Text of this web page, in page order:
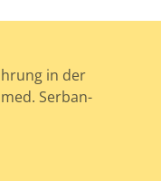
in der
Serban-